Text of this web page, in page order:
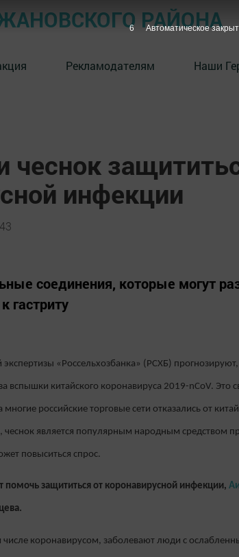
РАЙОНА
Рекламодателям Наши
инфекции
соединения, которые могут
гастриту
«Россельхозбанка» (РСХБ)
вспышки китайского коронавируса 2019-nCoV. Это
многие российские торговые сети отказались от
является популярным народным средством
повыситься спрос.
защититься от коронавирусной инфекции,
коронавирусом, заболевают люди с
5 Автоматическое